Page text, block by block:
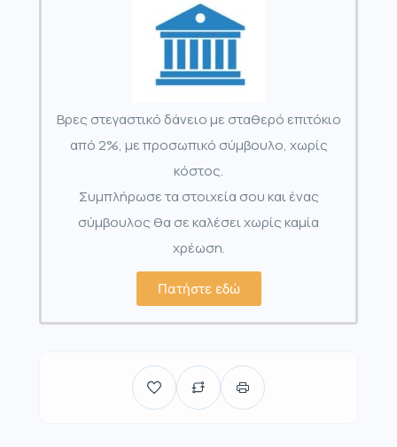
Βρες στεγαστικό δάνειο με σταθερό επιτόκιο
από 2%, με προσωπικό σύμβουλο, χωρίς
κόστος.
Συμπλήρωσε τα στοιχεία σου και ένας
σύμβουλος θα σε καλέσει χωρίς καμία
χρέωση.
Πατήστε εδώ